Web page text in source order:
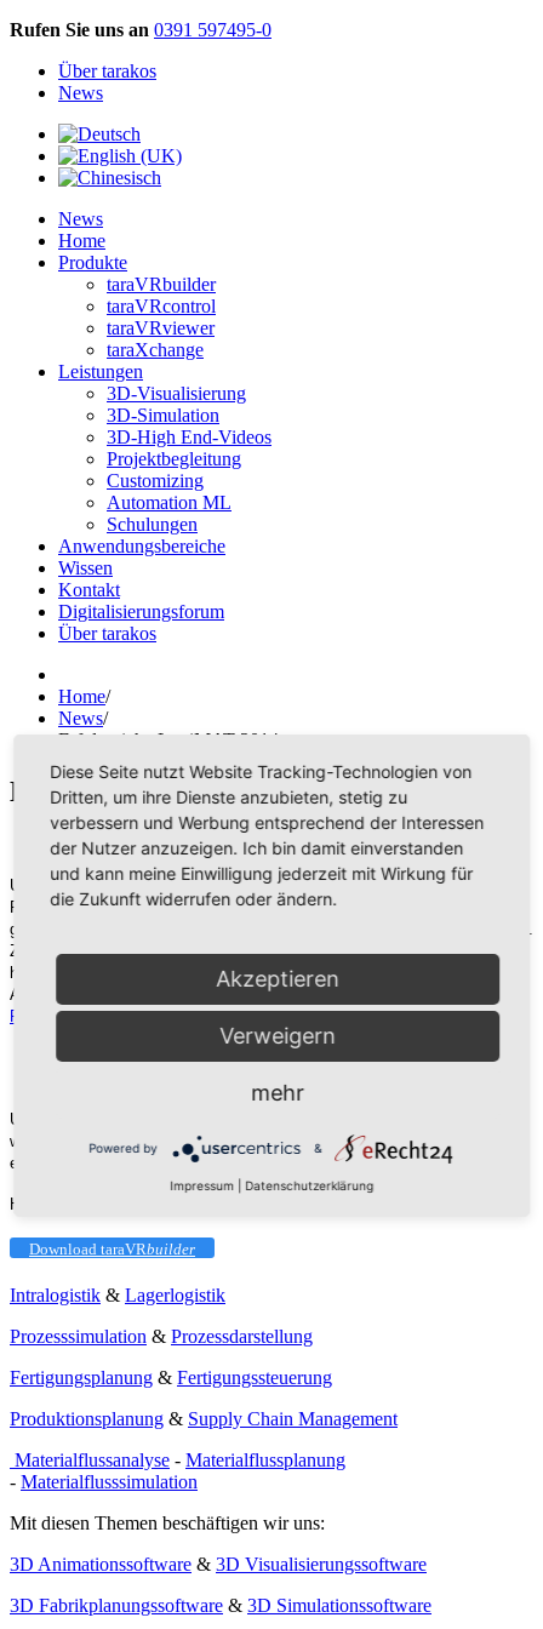
Rufen Sie uns an 0391 597495-0
Über tarakos
News
News
Home
Produkte
taraVRbuilder
taraVRcontrol
taraVRviewer
taraXchange
Leistungen
3D-Visualisierung
3D-Simulation
3D-High End-Videos
Projektbegleitung
Customizing
Automation ML
Schulungen
Anwendungsbereiche
Wissen
Kontakt
Digitalisierungsforum
Über tarakos
Home/
News/
Erfolgreiche LogiMAT 2014
Erfolgreiche LogiMAT 2014
Unser LogiMAT-tarakos-Team war mit insgesamt 131 Gesprächen und
Präsentationen an den drei Messetagen am Stand in der Halle 1 mehr als
gut ausgelastet. Dazu kamen noch die Abend-Networking-Veranstaltungen.
Zum ersten Mal haben wir einen großen Touch-Screen gezeigt ...und nun
hat der eine oder andere von uns einen "Touchscreenarm". Also: "Tennis-
Arm" ist out! Dafür ist virtuelle 3D-Planung,
Produktions- undFabrikplanung„in“!
Und alle, die wir in den Rushhour-Zeiten nicht "bedienen" konnten, bitten
wir um Nachsicht. Sprechen Sie uns bitte noch einmal direkt an. Hier geht
es zum Kontaktformular.
Hier noch ein paar Bilder von unserem diesjährigen LogiMAT-Stand
Download taraVRbuilder
Intralogistik & Lagerlogistik
Prozesssimulation & Prozessdarstellung
Fertigungsplanung & Fertigungssteuerung
Produktionsplanung & Supply Chain Management
Materialflussanalyse - Materialflussplanung
- Materialflusssimulation
Mit diesen Themen beschäftigen wir uns:
3D Animationssoftware & 3D Visualisierungssoftware
3D Fabrikplanungssoftware & 3D Simulationssoftware
Diese Seite nutzt Website Tracking-Technologien von
Dritten, um ihre Dienste anzubieten, stetig zu
verbessern und Werbung entsprechend der Interessen
der Nutzer anzuzeigen. Ich bin damit einverstanden
und kann meine Einwilligung jederzeit mit Wirkung für
die Zukunft widerrufen oder ändern.
Akzeptieren
Verweigern
mehr
Powered by &
Impressum Datenschutzerklärung